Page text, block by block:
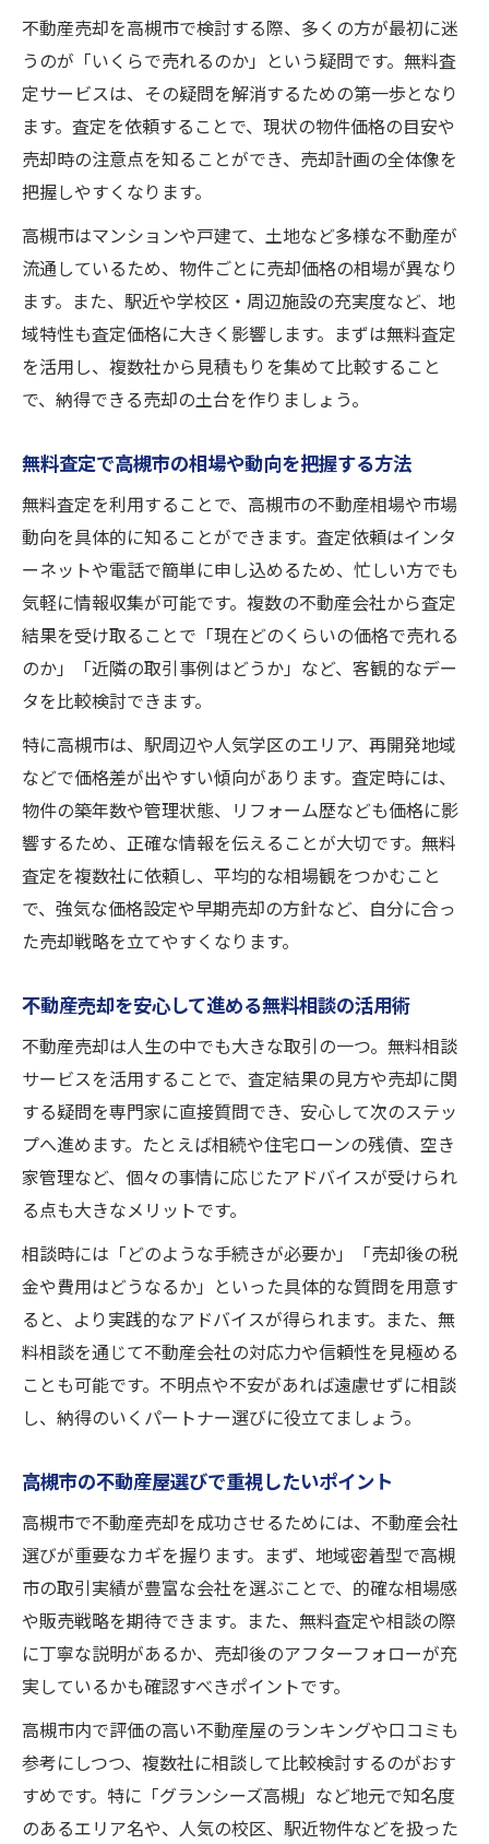
高槻市で不動産売却を納得価格に導く秘訣
ランキングを参考に高槻市の不動産会社比
較
高槻市で査定無料サービスを賢く活用する
方法
相場を知って不動産売却の損を防ぐ高槻市
流
高槻市の不動産売却は複数社比較がカギと
なる
無料査定なら高槻市の相場も手軽にチェック
高槻市の不動産相場を無料査定で簡単チェ
ック
不動産売却前に高槻市相場感を掴むコツ
高槻市の査定無料サービスで市場動向を知
不動産売却で損しない相場把握のポイント
売却成功へ導く高槻市での不動産無料査定体験
高槻市の不動産売却は無料査定体験が第一
歩
無料査定体験で高槻市の売却成功事例を学
ぶ
高槻市の不動産売却で安心を得る体験談紹
介
不動産売却に役立つ高槻市無料査定の流れ
高槻市で不動産売却に失敗しないための体
験談
高槻市の地元密着不動産売却の強みを解説
信頼できる地元不動産会社選びのコツ高槻
市編
地域密着型の強みが光る高槻市の不動産売
口コミで選ぶ高槻市の不動産売却会社の魅
力
納得感を得るための高槻市無料査定活用術
高槻市の不動産売却で納得感を得る無料査
定術
高槻市無料査定で不動産売却後悔を防ぐ方
法
不動産売却の不安を解消する高槻市無料査
定活用
高槻市の査定無料サービスで比較検討を深
める
不動産売却を高槻市で検討する際、多くの方が最初に迷
うのが「いくらで売れるのか」という疑問です。無料査
定サービスは、その疑問を解消するための第一歩となり
ます。査定を依頼することで、現状の物件価格の目安や
売却時の注意点を知ることができ、売却計画の全体像を
把握しやすくなります。
高槻市はマンションや戸建て、土地など多様な不動産が
流通しているため、物件ごとに売却価格の相場が異なり
ます。また、駅近や学校区・周辺施設の充実度など、地
域特性も査定価格に大きく影響します。まずは無料査定
を活用し、複数社から見積もりを集めて比較すること
で、納得できる売却の土台を作りましょう。
無料査定で高槻市の相場や動向を把握する方法
無料査定を利用することで、高槻市の不動産相場や市場
動向を具体的に知ることができます。査定依頼はインタ
ーネットや電話で簡単に申し込めるため、忙しい方でも
気軽に情報収集が可能です。複数の不動産会社から査定
結果を受け取ることで「現在どのくらいの価格で売れる
のか」「近隣の取引事例はどうか」など、客観的なデー
タを比較検討できます。
特に高槻市は、駅周辺や人気学区のエリア、再開発地域
などで価格差が出やすい傾向があります。査定時には、
物件の築年数や管理状態、リフォーム歴なども価格に影
響するため、正確な情報を伝えることが大切です。無料
査定を複数社に依頼し、平均的な相場観をつかむこと
で、強気な価格設定や早期売却の方針など、自分に合っ
た売却戦略を立てやすくなります。
不動産売却を安心して進める無料相談の活用術
不動産売却は人生の中でも大きな取引の一つ。無料相談
サービスを活用することで、査定結果の見方や売却に関
する疑問を専門家に直接質問でき、安心して次のステッ
プへ進めます。たとえば相続や住宅ローンの残債、空き
家管理など、個々の事情に応じたアドバイスが受けられ
る点も大きなメリットです。
相談時には「どのような手続きが必要か」「売却後の税
金や費用はどうなるか」といった具体的な質問を用意す
ると、より実践的なアドバイスが得られます。また、無
料相談を通じて不動産会社の対応力や信頼性を見極める
ことも可能です。不明点や不安があれば遠慮せずに相談
し、納得のいくパートナー選びに役立てましょう。
高槻市の不動産屋選びで重視したいポイント
高槻市で不動産売却を成功させるためには、不動産会社
選びが重要なカギを握ります。まず、地域密着型で高槻
市の取引実績が豊富な会社を選ぶことで、的確な相場感
や販売戦略を期待できます。また、無料査定や相談の際
に丁寧な説明があるか、売却後のアフターフォローが充
実しているかも確認すべきポイントです。
高槻市内で評価の高い不動産屋のランキングや口コミも
参考にしつつ、複数社に相談して比較検討するのがおす
すめです。特に「グランシーズ高槻」など地元で知名度
のあるエリア名や、人気の校区、駅近物件などを扱った